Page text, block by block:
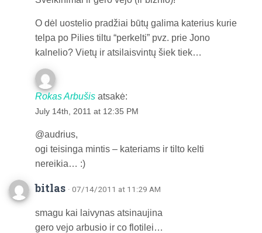
O dėl uostelio pradžiai būtų galima katerius kurie
telpa po Pilies tiltu “perkelti” pvz. prie Jono
kalnelio? Vietų ir atsilaisvintų šiek tiek…
Rokas Arbušis atsakė:
July 14th, 2011 at 12:35 PM
@audrius,
ogi teisinga mintis – kateriams ir tilto kelti
nereikia… :)
bitlas · 07/14/2011 at 11:29 AM
smagu kai laivynas atsinaujina
gero vejo arbusio ir co flotilei…